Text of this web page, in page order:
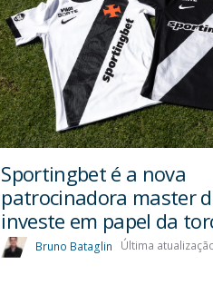
Sportingbet é a nova
patrocinadora master
investe em papel da
Bruno Bataglin Última